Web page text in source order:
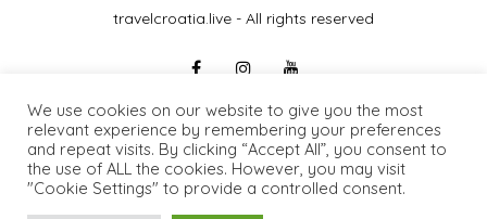
travelcroatia.live - All rights reserved
We use cookies on our website to give you the most
relevant experience by remembering your preferences
and repeat visits. By clicking “Accept All”, you consent to
the use of ALL the cookies. However, you may visit
"Cookie Settings" to provide a controlled consent.